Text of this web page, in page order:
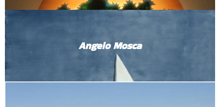
Angelo Mosca